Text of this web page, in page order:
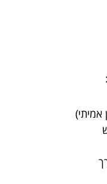
אמיתי)